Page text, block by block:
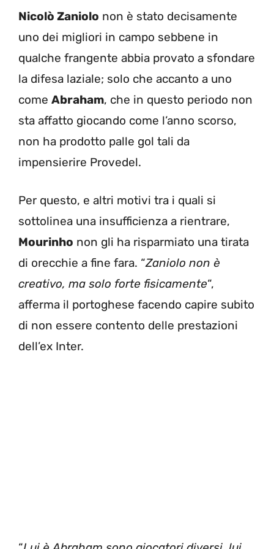
Nicolò Zaniolo non è stato decisamente
uno dei migliori in campo sebbene in
qualche frangente abbia provato a sfondare
la difesa laziale; solo che accanto a uno
come Abraham, che in questo periodo non
sta affatto giocando come l’anno scorso,
non ha prodotto palle gol tali da
impensierire Provedel.
Per questo, e altri motivi tra i quali si
sottolinea una insufficienza a rientrare,
Mourinho non gli ha risparmiato una tirata
di orecchie a fine fara. “Zaniolo non è
creativo, ma solo forte fisicamente“,
afferma il portoghese facendo capire subito
di non essere contento delle prestazioni
dell’ex Inter.